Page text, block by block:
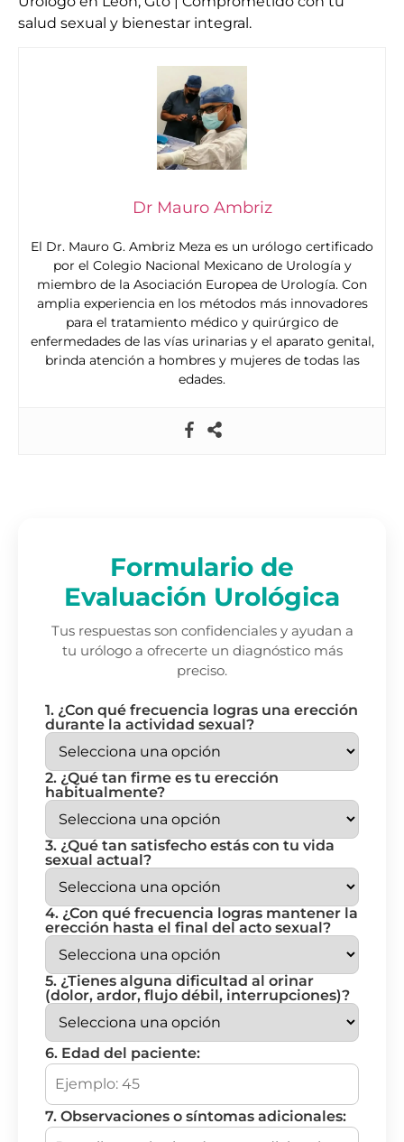
salud sexual y bienestar integral.
Dr Mauro Ambriz
El Dr. Mauro G. Ambriz Meza es un urólogo certificado
por el Colegio Nacional Mexicano de Urología y
miembro de la Asociación Europea de Urología. Con
amplia experiencia en los métodos más innovadores
para el tratamiento médico y quirúrgico de
enfermedades de las vías urinarias y el aparato genital,
brinda atención a hombres y mujeres de todas las
edades.
Formulario de
Evaluación Urológica
Tus respuestas son confidenciales y ayudan a
tu urólogo a ofrecerte un diagnóstico más
preciso.
1. ¿Con qué frecuencia logras una erección
durante la actividad sexual?
2. ¿Qué tan firme es tu erección
habitualmente?
3. ¿Qué tan satisfecho estás con tu vida
sexual actual?
4. ¿Con qué frecuencia logras mantener la
erección hasta el final del acto sexual?
5. ¿Tienes alguna dificultad al orinar
(dolor, ardor, flujo débil, interrupciones)?
6. Edad del paciente:
7. Observaciones o síntomas adicionales: